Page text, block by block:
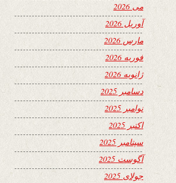
می 2026
آوریل 2026
مارس 2026
فوریه 2026
ژانویه 2026
دسامبر 2025
نوامبر 2025
اکتبر 2025
سپتامبر 2025
آگوست 2025
جولای 2025